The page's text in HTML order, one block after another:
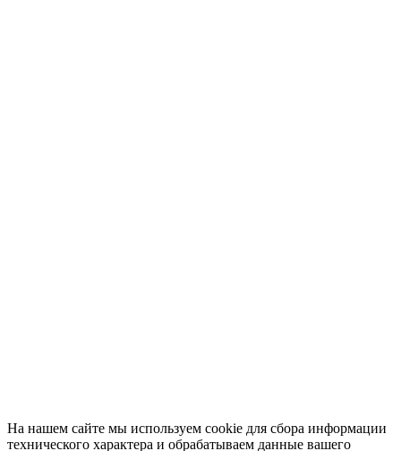
На нашем сайте мы используем cookie для сбора информации
технического характера и обрабатываем данные вашего